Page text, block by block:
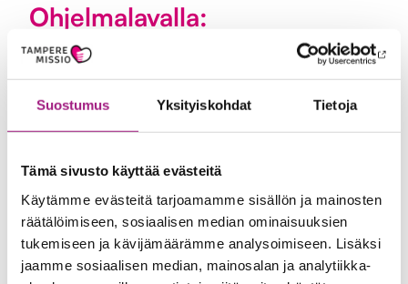
Suostumus Yksityiskohdat Tietoja
Tämä sivusto käyttää evästeitä
Käytämme evästeitä tarjoamamme sisällön ja mainosten
räätälöimiseen, sosiaalisen median ominaisuuksien
tukemiseen ja kävijämäärämme analysoimiseen. Lisäksi
jaamme sosiaalisen median, mainosalan ja analytiikka-
Ohjelmalavalla:
❤️
klo 10 Elixia Ratinan starttijumppa
klo 10.45 Haaremin Helmet -senioritanssiryhmä
klo 11.15 Tulikukot-kuoro
klo 11.45 Haaremin Helmet -senioritanssiryhmä
klo 12 Senioreiden muotinäytös
klo 12.45 Elixia Ratinan letkajenkkajumppa